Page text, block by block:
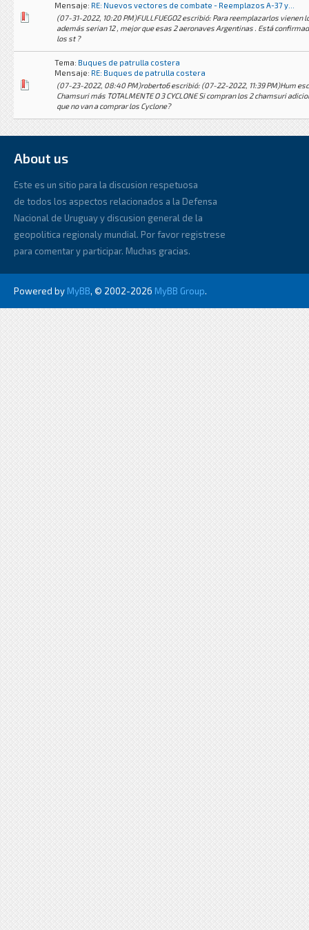
Mensaje: RE: Nuevos vectores de combate - Reemplazos A-37 y...
(07-31-2022, 10:20 PM)FULLFUEGO2 escribió: Para reemplazarlos vienen
además serian 12 , mejor que esas 2 aeronaves Argentinas . Está
los st ?
Tema: Buques de patrulla costera
Mensaje: RE: Buques de patrulla costera
(07-23-2022, 08:40 PM)roberto6 escribió: (07-22-2022, 11:39 PM)Hum
Chamsuri más TOTALMENTE O 3 CYCLONE Si compran los 2 chamsuri
que no van a comprar los Cyclone?
About us
Este es un sitio para la discusion respetuosa
de todos los aspectos relacionados a la Defensa
Nacional de Uruguay y discusion general de la
geopolitica regionaly mundial. Por favor registrese
para comentar y participar. Muchas gracias.
Powered by MyBB, © 2002-2026 MyBB Group.